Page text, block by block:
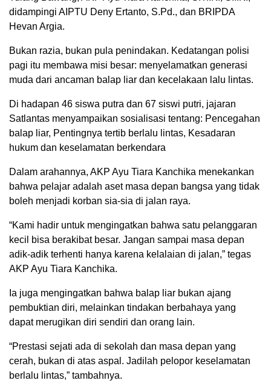
didampingi AIPTU Deny Ertanto, S.Pd., dan BRIPDA
Hevan Argia.
Bukan razia, bukan pula penindakan. Kedatangan polisi
pagi itu membawa misi besar: menyelamatkan generasi
muda dari ancaman balap liar dan kecelakaan lalu lintas.
Di hadapan 46 siswa putra dan 67 siswi putri, jajaran
Satlantas menyampaikan sosialisasi tentang: Pencegahan
balap liar, Pentingnya tertib berlalu lintas, Kesadaran
hukum dan keselamatan berkendara
Dalam arahannya, AKP Ayu Tiara Kanchika menekankan
bahwa pelajar adalah aset masa depan bangsa yang tidak
boleh menjadi korban sia-sia di jalan raya.
“Kami hadir untuk mengingatkan bahwa satu pelanggaran
kecil bisa berakibat besar. Jangan sampai masa depan
adik-adik terhenti hanya karena kelalaian di jalan,” tegas
AKP Ayu Tiara Kanchika.
Ia juga mengingatkan bahwa balap liar bukan ajang
pembuktian diri, melainkan tindakan berbahaya yang
dapat merugikan diri sendiri dan orang lain.
“Prestasi sejati ada di sekolah dan masa depan yang
cerah, bukan di atas aspal. Jadilah pelopor keselamatan
berlalu lintas,” tambahnya.